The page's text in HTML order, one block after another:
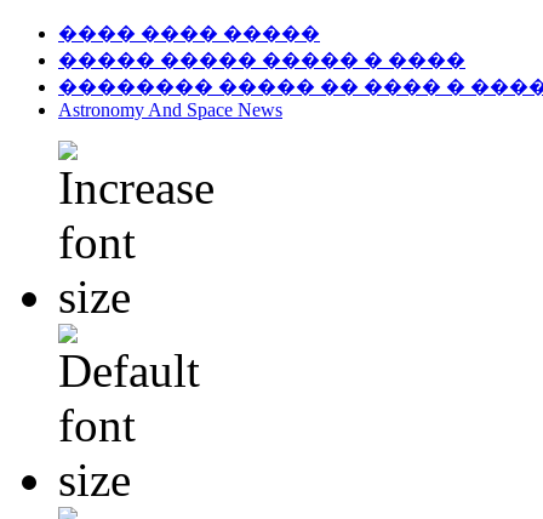
���� ���� �����
����� ����� ����� � ����
�������� ����� �� ���� �
Astronomy And Space News